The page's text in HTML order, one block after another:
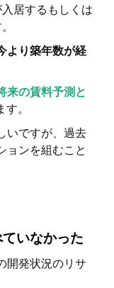
居するもしくは
より築年数が経
来の賃料予測と
す。
いですが、過去
ョンを組むこと
いなかった
開発状況のリサ